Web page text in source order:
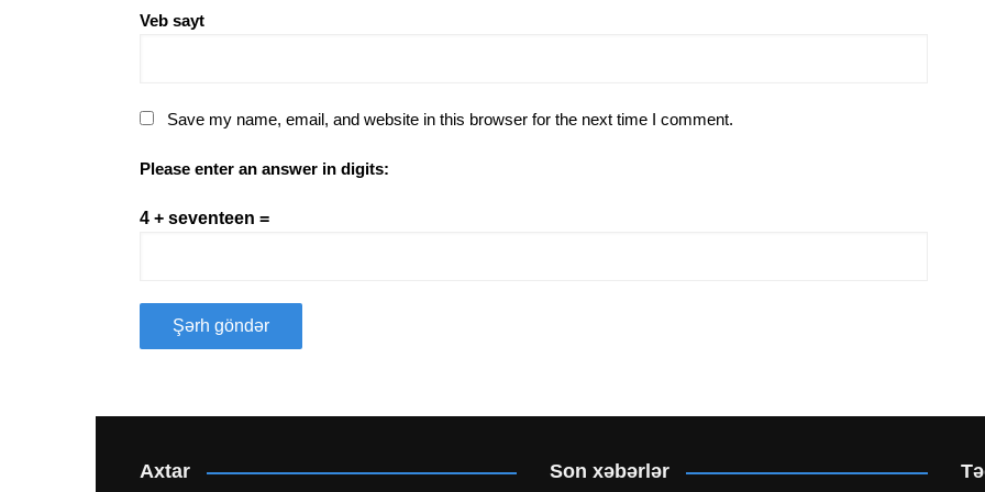
Veb sayt
Save my name, email, and website in this browser for the next time I comment.
Please enter an answer in digits:
4 + seventeen =
Axtar Son xəbərlər